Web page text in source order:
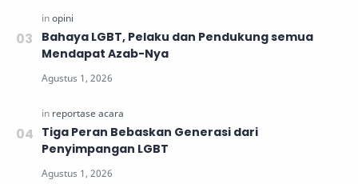
Bahaya LGBT, Pelaku dan Pendukung semua
Mendapat Azab-Nya
Tiga Peran Bebaskan Generasi dari
Penyimpangan LGBT